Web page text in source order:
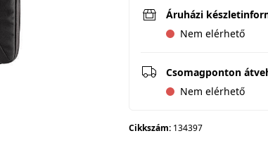
Áruházi
Nem elérhető
Csomagponton
Nem elérhető
Cikkszám: 134397